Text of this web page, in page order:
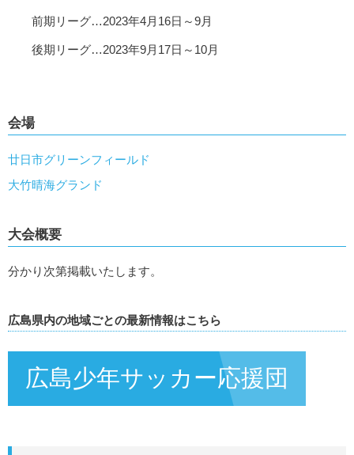
前期リーグ…2023年4月16日～9月
後期リーグ…2023年9月17日～10月
会場
廿日市グリーンフィールド
大竹晴海グランド
大会概要
分かり次第掲載いたします。
広島県内の地域ごとの最新情報はこちら
広島少年サッカー応援団